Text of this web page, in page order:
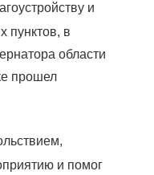
и
пунктов, в
области
прошел
и помог